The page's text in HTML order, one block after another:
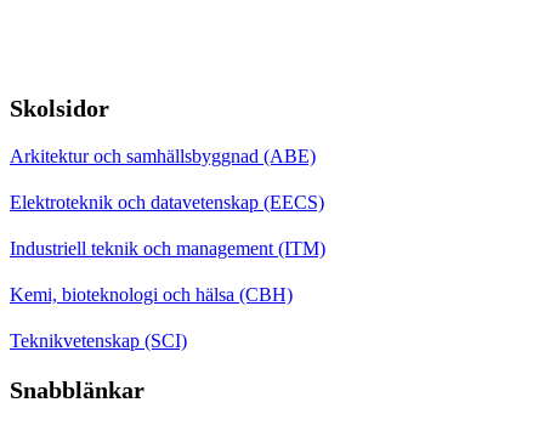
Skolsidor
Arkitektur och samhällsbyggnad (ABE)
Elektroteknik och datavetenskap (EECS)
Industriell teknik och management (ITM)
Kemi, bioteknologi och hälsa (CBH)
Teknikvetenskap (SCI)
Snabblänkar